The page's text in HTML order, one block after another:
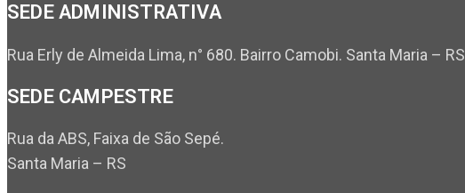
SEDE ADMINISTRATIVA
Rua Erly de Almeida Lima, n° 680. Bairro Camobi. Santa Maria – RS
SEDE CAMPESTRE
Rua da ABS, Faixa de São Sepé.
Santa Maria – RS